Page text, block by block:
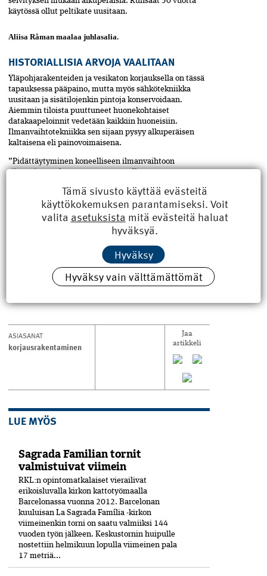
käytössä ollut peltikate uusitaan.
Aliisa Råman maalaa juhlasalia.
HISTORIALLISIA ARVOJA VAALITAAN
Yläpohjarakenteiden ja vesikaton korjauksella on tässä
tapauksessa pääpaino, mutta myös sähkötekniikka
uusitaan ja sisätilojenkin pintoja konservoidaan.
Aiemmin tiloista puuttuneet huonekohtaiset
datakaapeloinnit vedetään kaikkiin huoneisiin.
Ilmanvaihtotekniikka sen sijaan pysyy alkuperäisen
kaltaisena eli painovoimaisena.
”Pidättäytyminen koneelliseen ilmanvaihtoon
vaalimiseen. Näitä nykyajan teknisiä ratkaisuja kyllä
harkittiin, ja ne olisivat olleet toteutettavissa. Talon
muiden arvojen vuoksi niitä ei kuitenkaan lopulta
haluttu toteuttaa”, Heikki Malinen perustelee.
Kohteen puukorjaustyöt tekee Restart Oy, peltityöt
Solvikin Kattohuolto Oy, sähkötyöt Aro Systems Oy ja
konservoinnit Restaurointimaalaus Mimos Oy.
Teksti ja kuvat Vesa Tompuri
ASIASANAT
korjausrakentaminen
Jaa
artikkeli
LUE MYÖS
Sagrada Familian tornit
valmistuivat viimein
RKL:n opintomatkalaiset vierailivat
erikoisluvalla kirkon kattotyömaalla
Barcelonassa vuonna 2012. Barcelonan
kuuluisan La Sagrada Família -kirkon
viimeinenkin torni on saatu valmiiksi­ 144
vuoden työn jälkeen. Keskustornin huipulle
nostettiin helmikuun lopulla viimeinen pala
17 metriä...
Tämä sivusto käyttää evästeitä
käyttökokemuksen parantamiseksi. Voit
valita asetuksista mitä evästeitä haluat
hyväksyä.
Hyväksy
Hyväksy vain välttämättömät